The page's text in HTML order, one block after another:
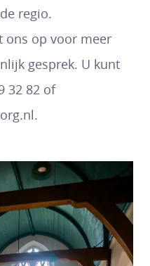
regio.
ons op voor meer
gesprek. U kunt
32 82 of